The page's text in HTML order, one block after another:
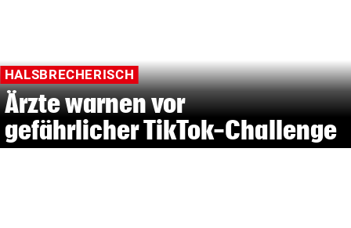
HALSBRECHERISCH
Ärzte warnen vor
gefährlicher TikTok-Challenge